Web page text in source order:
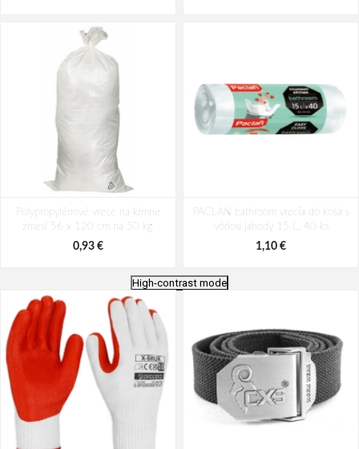
Polypropylénové vrece na kŕmne
zmesi 56 x 120 cm na 50 kg
0,93 €
PACLAN bathroom vrecia do koša s
vôňou jahody 15 L, 40 ks
1,10 €
High-contrast mode